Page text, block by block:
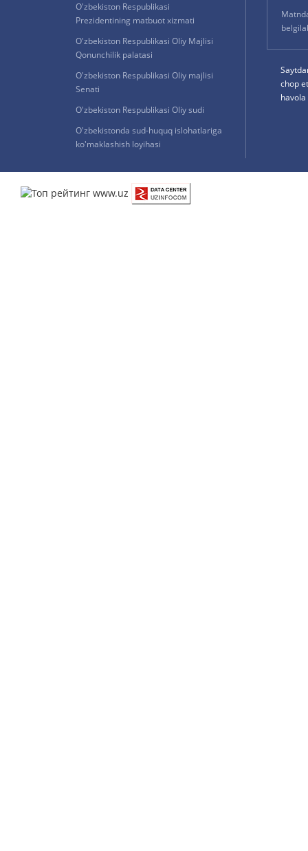
O'zbekiston Respublikasi
Prezidentining matbuot xizmati
O'zbekiston Respublikasi Oliy Majlisi
Qonunchilik palatasi
O'zbekiston Respublikasi Oliy majlisi
Senati
O'zbekiston Respublikasi Oliy sudi
O'zbekistonda sud-huquq islohatlariga
ko'maklashish loyihasi
chop